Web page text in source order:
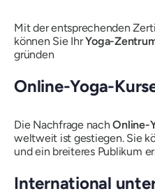
Mit der entsprechenden
können Sie IhrYoga-
gründen
Online-Yoga-
Die Nachfrage nachOnline-
weltweit ist gestiegen. Sie
und ein breiteres Publikum
International